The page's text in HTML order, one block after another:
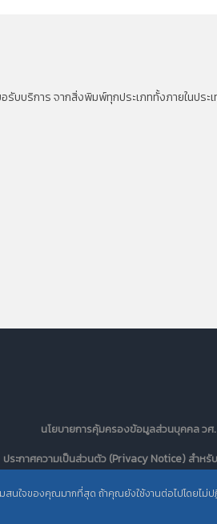
บริการ จากสิ่งพิมพ์ทุกประเภททั้งภายในประเ
ใจของคุณมากที่สุด ถ้าคุณยังใช้งานต่อไปโดยไม่
นโยบายการคุ้มครองข้อมูลส่วนบุคคล วศ
ประกาศความเป็นส่วนตัว (Privacy Notice) สำหรั
สารสนเทศ